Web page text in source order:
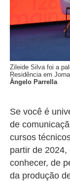
Zileide Silva foi a
Residência em
Ângelo Parrella
Se você é
de
cursos
partir de
conhecer, de
da produção